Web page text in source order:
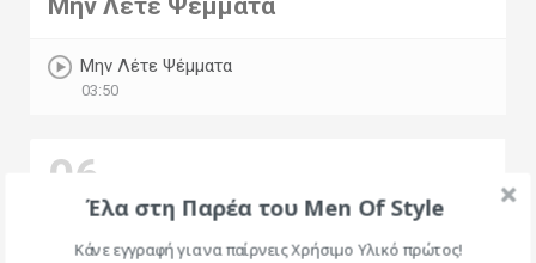
Μην Λέτε Ψέμματα
Μην Λέτε Ψέμματα
03:50
06
ΜΗΝ Απολογείσαι
Έλα στη Παρέα του Men Of Style
Κάνε εγγραφή για να παίρνεις Χρήσιμο Υλικό πρώτος!